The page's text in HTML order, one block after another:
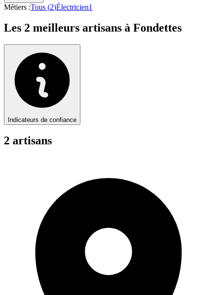
Métiers :Tous (2)Électricien1
Les 2 meilleurs artisans à Fondettes
Indicateurs de confiance
2 artisans